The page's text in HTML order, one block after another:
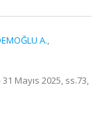
A.,
Mayıs 2025, ss.73,